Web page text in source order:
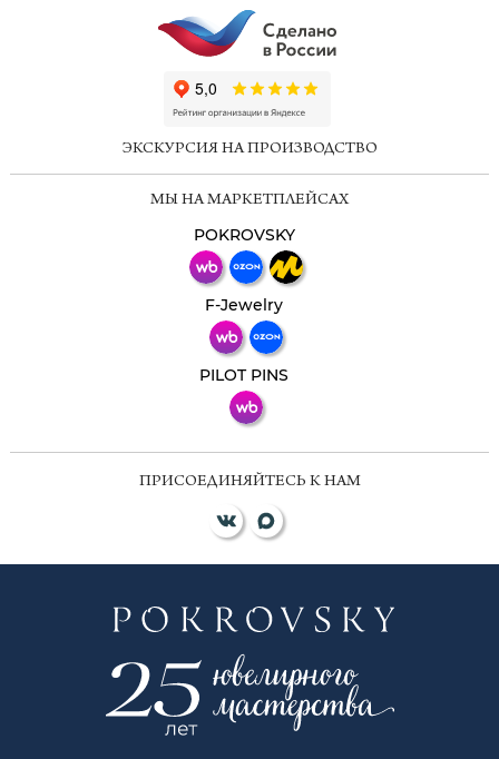
ЭКСКУРСИЯ НА ПРОИЗВОДСТВО
МЫ НА МАРКЕТПЛЕЙСАХ
POKROVSKY
F-Jewelry
PILOT PINS
ПРИСОЕДИНЯЙТЕСЬ К НАМ